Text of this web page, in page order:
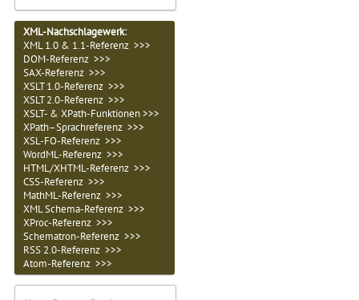
XML-Nachschlagewerk:
XML 1.0 & 1.1-Referenz >>>
DOM-Referenz >>>
SAX-Referenz >>>
XSLT 1.0-Referenz >>>
XSLT 2.0-Referenz >>>
XSLT- & XPath-Funktionen >>>
XPath–Sprachreferenz >>>
XSL-FO-Referenz >>>
WordML-Referenz >>>
HTML/XHTML-Referenz >>>
CSS-Referenz >>>
MathML-Referenz >>>
XML Schema-Referenz >>>
XProc-Referenz >>>
Schematron-Referenz >>>
RSS 2.0-Referenz >>>
Atom-Referenz >>>